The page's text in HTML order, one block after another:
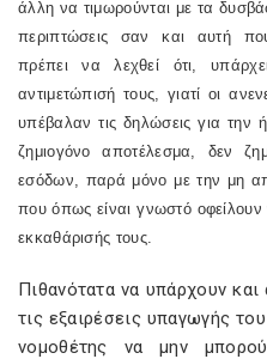
άλλη να τιμωρούνται με τα
περιπτώσεις σαν και αυτή
πρέπει να λεχθεί ότι,
αντιμετώπισή τους, γιατί οι
υπέβαλαν τις δηλώσεις για την
ζημιογόνο αποτέλεσμα, δεν
εσόδων, παρά μόνο με την μη
που όπως είναι γνωστό
εκκαθάρισής τους.
Πιθανότατα να υπάρχουν
τις εξαιρέσεις υπαγωγής
νομοθέτης να μην